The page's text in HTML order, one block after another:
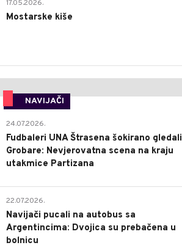
17.05.2026.
Mostarske kiše
NAVIJAČI
24.07.2026.
Fudbaleri UNA Štrasena šokirano gledali
Grobare: Nevjerovatna scena na kraju
utakmice Partizana
22.07.2026.
Navijači pucali na autobus sa
Argentincima: Dvojica su prebačena u
bolnicu